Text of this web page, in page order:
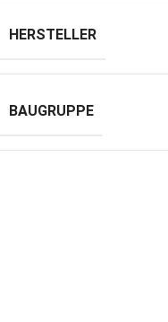
HERSTELLER
BAUGRUPPE